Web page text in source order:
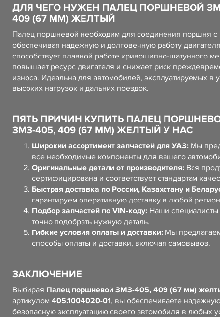
ДЛЯ ЧЕГО НУЖЕН ПАЛЕЦ ПОРШНЕВОЙ
409 (67 ММ) ЖЕЛТЫЙ
Палец поршневой необходим для соединения поршня с
обеспечивая надежную и долговечную работу
способствует плавной работе кривошипно-шатунного
повышает ресурс двигателя и снижает риск
износа. Идеальна для автомобилей, эксплуатируемых в
высоких нагрузок и дальних поездок.
ПЯТЬ ПРИЧИН КУПИТЬ ПАЛЕЦ
ЗМЗ-405, 409 (67 ММ) ЖЕЛТЫЙ У НАС
Широкий ассортимент запчастей для УАЗ: Мы
все необходимые компоненты для вашего
Оригинальные детали от производителя: Вся
сертифицирована и соответствует стандартам
Быстрая доставка по России, Казахстану и
гарантируем оперативную доставку в любой
Подбор запчастей по VIN-коду: Наши специалисты
точно подобрать нужную деталь.
Гибкие условия оплаты и доставки: Мы
способы оплаты и доставки, включая самовывоз.
ЗАКЛЮЧЕНИЕ
Выбирая Палец поршневой ЗМЗ-405, 409 (67 мм)
артикулом 405.1004020-01, вы обеспечиваете
безопасную эксплуатацию своего автомобиля в любых